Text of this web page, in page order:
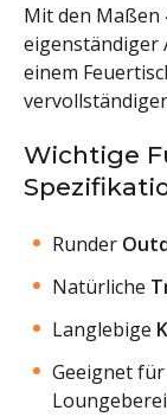
Mit den Maßen
eigenständiger
einem
Wichtige
Runder
Natürliche
Langlebige
Geeignet